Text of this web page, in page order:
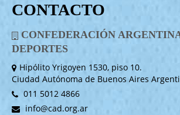
CONTACTO
CONFEDERACIÓN
DEPORTES
Hipólito Yrigoyen 1530, piso 10.
Ciudad Autónoma de Buenos Aires
011 5012 4866
info@cad.org.ar